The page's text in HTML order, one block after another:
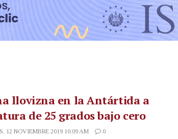
llovizna en la Antártida a
de 25 grados bajo cero
12 NOVIEMBRE 2019 10:09 AM 0